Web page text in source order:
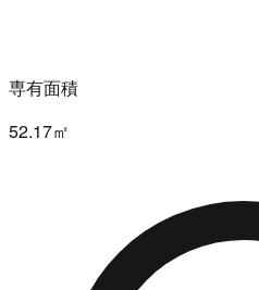
専有面積
52.17㎡